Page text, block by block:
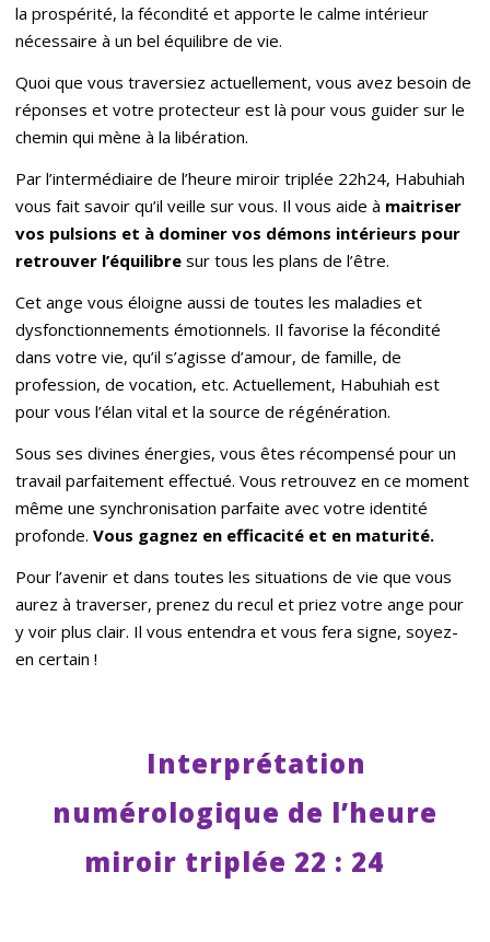
la prospérité, la fécondité et apporte le calme intérieur
nécessaire à un bel équilibre de vie.
Quoi que vous traversiez actuellement, vous avez besoin de
réponses et votre protecteur est là pour vous guider sur le
chemin qui mène à la libération.
Par l’intermédiaire de l’heure miroir triplée 22h24, Habuhiah
vous fait savoir qu’il veille sur vous. Il vous aide à maitriser
vos pulsions et à dominer vos démons intérieurs pour
retrouver l’équilibre sur tous les plans de l’être.
Cet ange vous éloigne aussi de toutes les maladies et
dysfonctionnements émotionnels. Il favorise la fécondité
dans votre vie, qu’il s’agisse d’amour, de famille, de
profession, de vocation, etc. Actuellement, Habuhiah est
pour vous l’élan vital et la source de régénération.
Sous ses divines énergies, vous êtes récompensé pour un
travail parfaitement effectué. Vous retrouvez en ce moment
même une synchronisation parfaite avec votre identité
profonde. Vous gagnez en efficacité et en maturité.
Pour l’avenir et dans toutes les situations de vie que vous
aurez à traverser, prenez du recul et priez votre ange pour
y voir plus clair. Il vous entendra et vous fera signe, soyez-
en certain !
Interprétation
numérologique de l’heure
miroir triplée 22 : 24